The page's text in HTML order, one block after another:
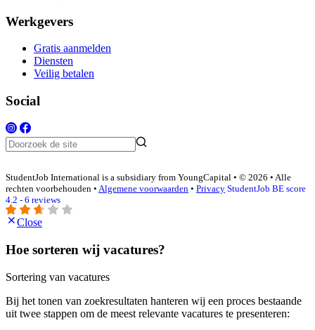
Werkgevers
Gratis aanmelden
Diensten
Veilig betalen
Social
StudentJob International is a subsidiary from YoungCapital • © 2026 • Alle
rechten voorbehouden • Algemene voorwaarden • Privacy StudentJob BE score
4.2 - 6 reviews
Close
Hoe sorteren wij vacatures?
Sortering van vacatures
Bij het tonen van zoekresultaten hanteren wij een proces bestaande
uit twee stappen om de meest relevante vacatures te presenteren: